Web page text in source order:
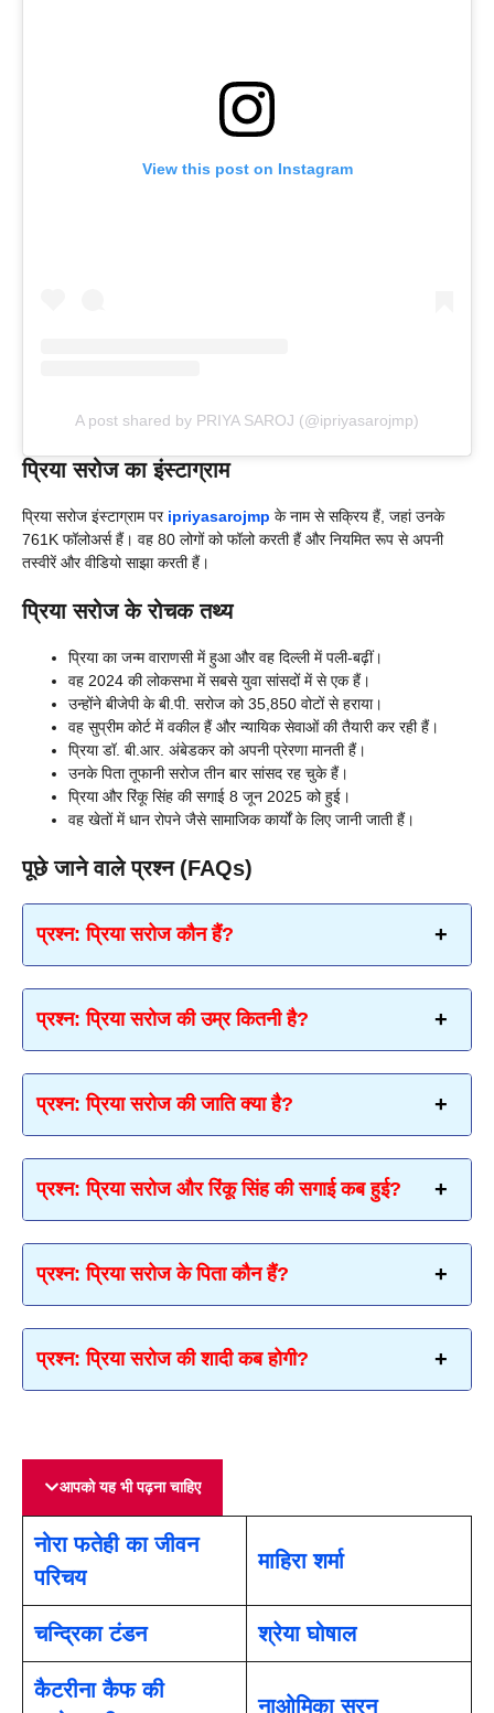
View this post on Instagram
A post shared by PRIYA SAROJ (@ipriyasarojmp)
प्रिया सरोज का इंस्टाग्राम
प्रिया सरोज इंस्टाग्राम पर ipriyasarojmp के नाम से सक्रिय हैं, जहां उनके
761K फॉलोअर्स हैं। वह 80 लोगों को फॉलो करती हैं और नियमित रूप से अपनी
तस्वीरें और वीडियो साझा करती हैं।
प्रिया सरोज के रोचक तथ्य
प्रिया का जन्म वाराणसी में हुआ और वह दिल्ली में पली-बढ़ीं।
वह 2024 की लोकसभा में सबसे युवा सांसदों में से एक हैं।
उन्होंने बीजेपी के बी.पी. सरोज को 35,850 वोटों से हराया।
वह सुप्रीम कोर्ट में वकील हैं और न्यायिक सेवाओं की तैयारी कर रही हैं।
प्रिया डॉ. बी.आर. अंबेडकर को अपनी प्रेरणा मानती हैं।
उनके पिता तूफानी सरोज तीन बार सांसद रह चुके हैं।
प्रिया और रिंकू सिंह की सगाई 8 जून 2025 को हुई।
वह खेतों में धान रोपने जैसे सामाजिक कार्यों के लिए जानी जाती हैं।
पूछे जाने वाले प्रश्न (FAQs)
प्रश्न: प्रिया सरोज कौन हैं?
प्रश्न: प्रिया सरोज की उम्र कितनी है?
प्रश्न: प्रिया सरोज की जाति क्या है?
प्रश्न: प्रिया सरोज और रिंकू सिंह की सगाई कब हुई?
प्रश्न: प्रिया सरोज के पिता कौन हैं?
प्रश्न: प्रिया सरोज की शादी कब होगी?
आपको यह भी पढ़ना चाहिए
नोरा फतेही का जीवन
परिचय
माहिरा शर्मा
चन्द्रिका टंडन श्रेया घोषाल
कैटरीना कैफ की
नाओमिका सरन